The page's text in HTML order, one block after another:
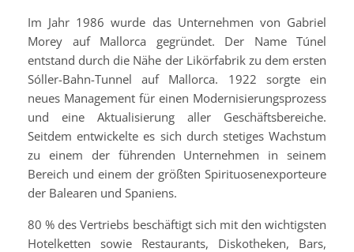
Im Jahr 1986 wurde das Unternehmen von Gabriel
Morey auf Mallorca gegründet. Der Name Túnel
entstand durch die Nähe der Likörfabrik zu dem ersten
Sóller-Bahn-Tunnel auf Mallorca. 1922 sorgte ein
neues Management für einen Modernisierungsprozess
und eine Aktualisierung aller Geschäftsbereiche.
Seitdem entwickelte es sich durch stetiges Wachstum
zu einem der führenden Unternehmen in seinem
Bereich und einem der größten Spirituosenexporteure
der Balearen und Spaniens.
80 % des Vertriebs beschäftigt sich mit den wichtigsten
Hotelketten sowie Restaurants, Diskotheken, Bars,